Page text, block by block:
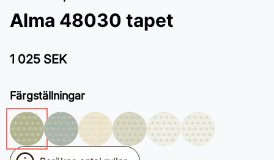
Alma 48030 tapet
1 025 SEK
Färgställningar